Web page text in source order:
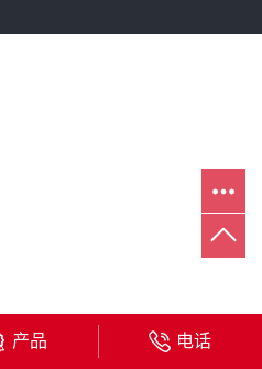
产品 电话